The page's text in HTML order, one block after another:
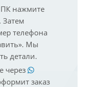
нажмите
Затем
телефона
Мы
детали.
через
заказ